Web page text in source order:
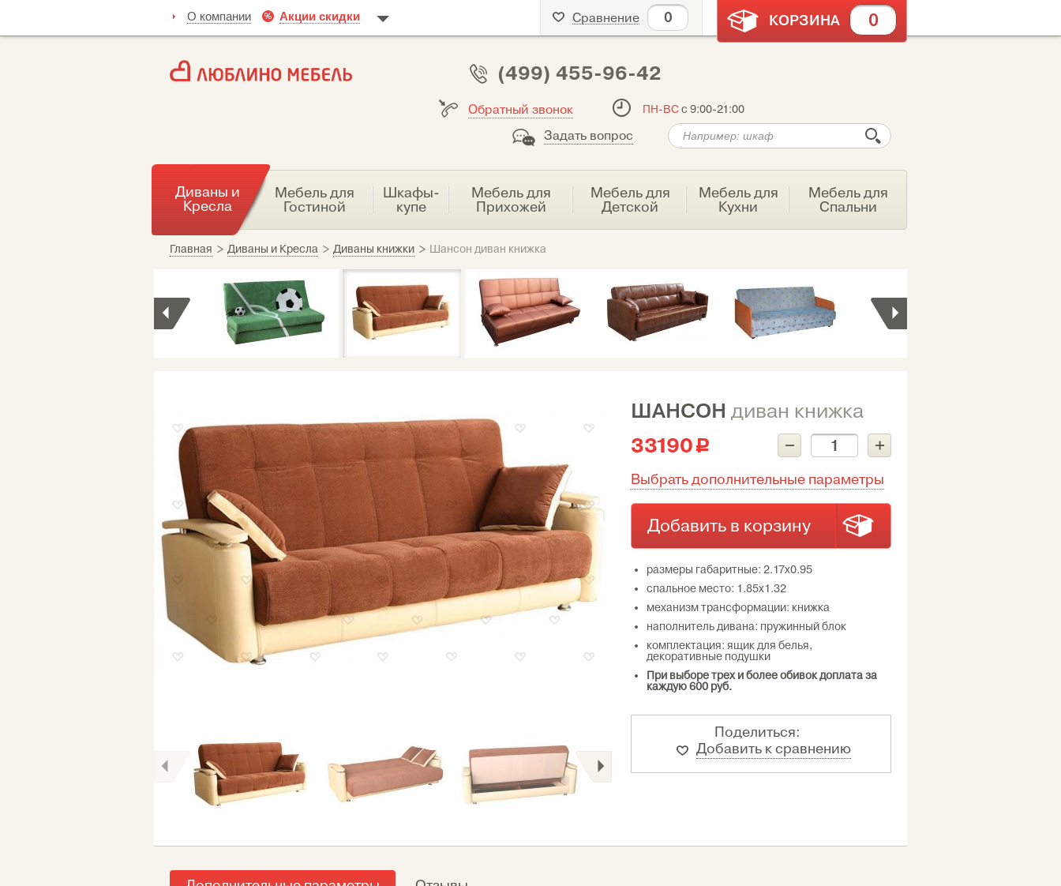
О компании Акции скидки Сравнение 0 КОРЗИНА 0
(499) 455-96-42
Обратный звонок ПН-ВСс 9:00-21:00
Задать вопрос
Диваны и
Кресла
Мебель для
Гостиной
Шкафы-
купе
Мебель для
Прихожей
Мебель для
Детской
Мебель для
Кухни
Мебель для
Спальни
Главная > Диваны и Кресла > Диваны книжки > Шансон диван книжка
ШАНСОН диван книжка
33190 c – +
Выбрать дополнительные параметры
Добавить в корзину
размеры габаритные: 2.17х0.95
спальное место: 1.85х1.32
механизм трансформации: книжка
наполнитель дивана: пружинный блок
комплектация: ящик для белья,
декоративные подушки
При выборе трех и более обивок доплата за
каждую 600 руб.
Поделиться:
Добавить к сравнению